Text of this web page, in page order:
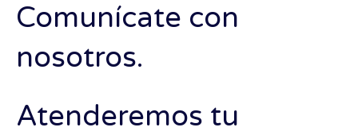
Comunícate con
nosotros.
Atenderemos tu